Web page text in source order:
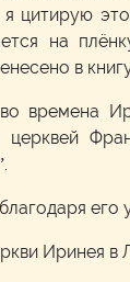
я цитирую
на
в
времена
церквей
его
Иринея в